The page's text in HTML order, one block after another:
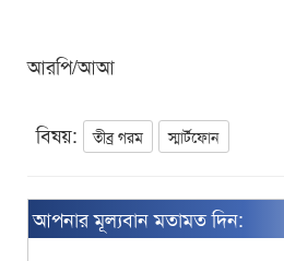
আরপি/আআ
বিষয়: তীব্র গরম স্মার্টফোন
আপনার মূল্যবান মতামত দিন: